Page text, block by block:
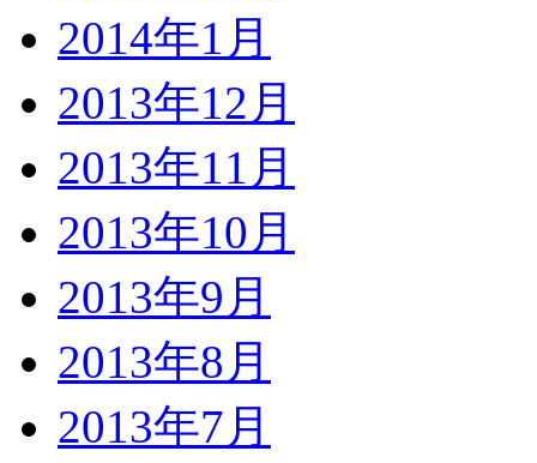
2014年1月
2013年12月
2013年11月
2013年10月
2013年9月
2013年8月
2013年7月